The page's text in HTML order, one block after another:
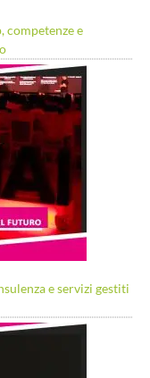
competenze e
e servizi gestiti